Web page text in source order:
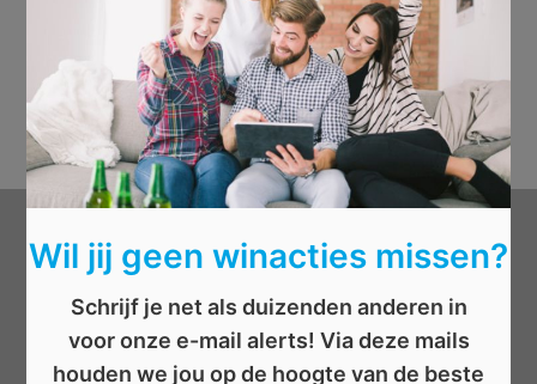
Categorieën
Beauty
Wil jij geen winacties missen?
Schrijf je net als duizenden anderen in
voor onze e-mail alerts! Via deze mails
houden we jou op de hoogte van de beste